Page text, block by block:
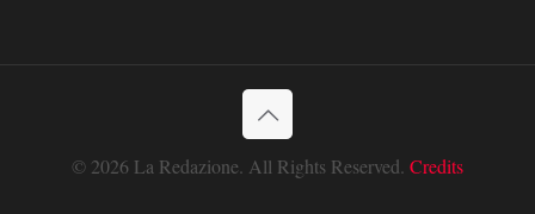
© 2026 La Redazione. All Rights Reserved. Credits